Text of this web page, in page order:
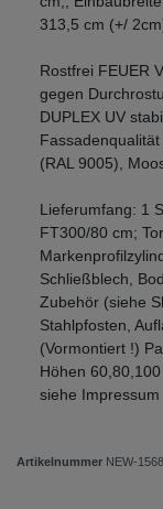
313,5 cm (+/
Rostfrei FEUER
gegen
DUPLEX UV
(RAL 9005),
Lieferumfang: 1
FT300/80 cm;
Schließblech,
Zubehör (siehe
Stahlpfosten,
(Vormontiert !)
Höhen
siehe Impressum
Artikelnummer NEW-1568